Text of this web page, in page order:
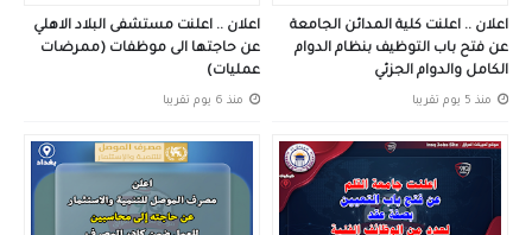
اعلان .. اعلنت كلية المدائن الجامعة
عن فتح باب التوظيف بنظام الدوام
الكامل والدوام الجزئي
منذ 5 يوم تقريبا
اعلان .. اعلنت مستشفى البلاد الاهلي
عن حاجتها الى موظفات (ممرضات
عمليات)
منذ 6 يوم تقريبا